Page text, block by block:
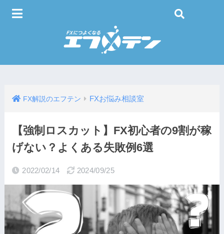
FX解説のエフテン FXお悩み相談室
【強制ロスカット】FX初心者の9割が稼
げない？よくある失敗例6選
2022/02/14 2024/09/25